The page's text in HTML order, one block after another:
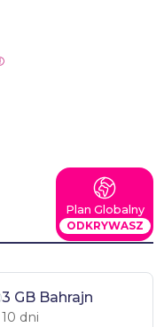
Plan Globalny
ODKRYWASZ
3 GB Bahrajn
10 dni